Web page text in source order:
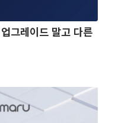
그레이드 말고 다른